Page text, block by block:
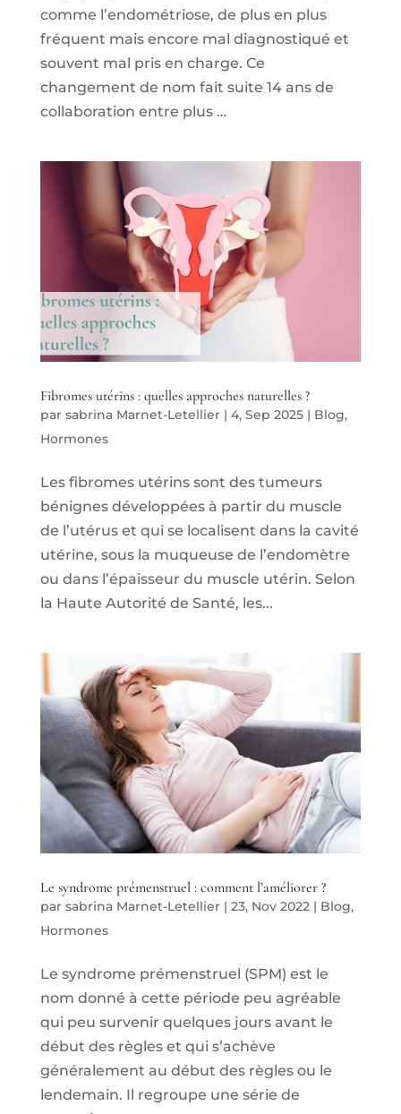
comme l’endométriose, de plus en plus
fréquent mais encore mal diagnostiqué et
souvent mal pris en charge. Ce
changement de nom fait suite 14 ans de
collaboration entre plus …
Fibromes utérins : quelles approches naturelles ?
par sabrina Marnet-Letellier| 4, Sep 2025| Blog,
Hormones
Les fibromes utérins sont des tumeurs
bénignes développées à partir du muscle
de l’utérus et qui se localisent dans la cavité
utérine, sous la muqueuse de l’endomètre
ou dans l’épaisseur du muscle utérin. Selon
la Haute Autorité de Santé, les...
Le syndrome prémenstruel : comment l’améliorer ?
par sabrina Marnet-Letellier| 23, Nov 2022| Blog,
Hormones
Le syndrome prémenstruel (SPM) est le
nom donné à cette période peu agréable
qui peu survenir quelques jours avant le
début des règles et qui s’achève
généralement au début des règles ou le
lendemain. Il regroupe une série de